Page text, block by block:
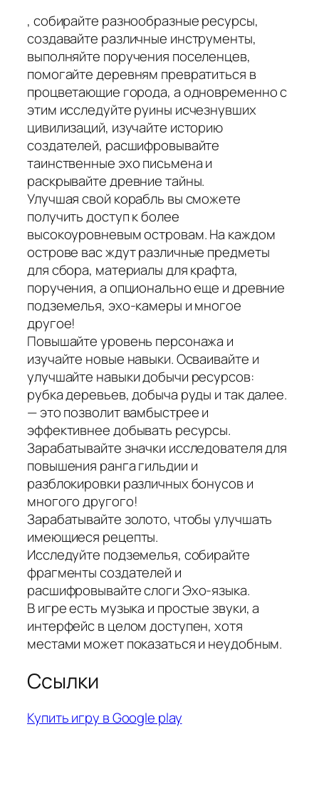
, собирайте разнообразные ресурсы,
создавайте различные инструменты,
выполняйте поручения поселенцев,
помогайте деревням превратиться в
процветающие города, а одновременно с
этим исследуйте руины исчезнувших
цивилизаций, изучайте историю
создателей, расшифровывайте
таинственные эхо письмена и
раскрывайте древние тайны.
Улучшая свой корабль вы сможете
получить доступ к более
высокоуровневым островам. На каждом
острове вас ждут различные предметы
для сбора, материалы для крафта,
поручения, а опционально еще и древние
подземелья, эхо-камеры и многое
другое!
Повышайте уровень персонажа и
изучайте новые навыки. Осваивайте и
улучшайте навыки добычи ресурсов:
рубка деревьев, добыча руды и так далее.
— это позволит вамбыстрее и
эффективнее добывать ресурсы.
Зарабатывайте значки исследователя для
повышения ранга гильдии и
разблокировки различных бонусов и
многого другого!
Зарабатывайте золото, чтобы улучшать
имеющиеся рецепты.
Исследуйте подземелья, собирайте
фрагменты создателей и
расшифровывайте слоги Эхо-языка.
В игре есть музыка и простые звуки, а
интерфейс в целом доступен, хотя
местами может показаться и неудобным.
Ссылки
Купить игру в Google play